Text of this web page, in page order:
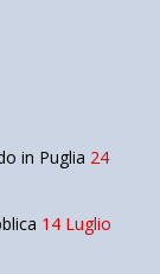
in Puglia 24
14 Luglio